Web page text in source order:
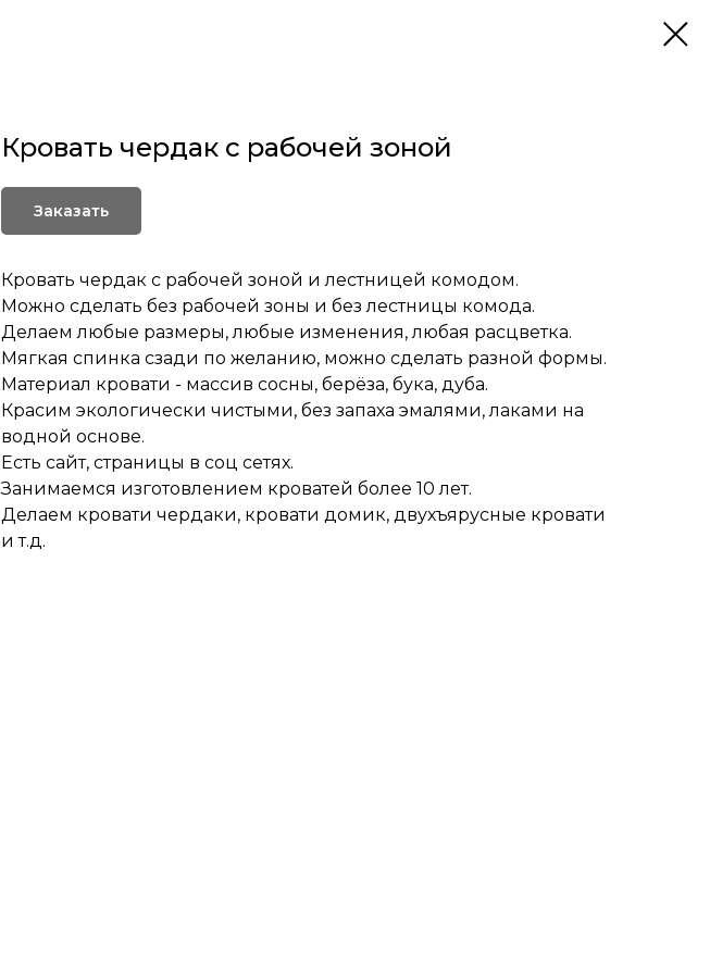
Кровать чердак с рабочей зоной
Заказать
Кровать чердак с рабочей зоной и лестницей комодом.
Можно сделать без рабочей зоны и без лестницы комода.
Делаем любые размеры, любые изменения, любая расцветка.
Мягкая спинка сзади по желанию, можно сделать разной формы.
Материал кровати - массив сосны, берёза, бука, дуба.
Красим экологически чистыми, без запаха эмалями, лаками на
водной основе.
Есть сайт, страницы в соц сетях.
Занимаемся изготовлением кроватей более 10 лет.
Делаем кровати чердаки, кровати домик, двухъярусные кровати
и т.д.